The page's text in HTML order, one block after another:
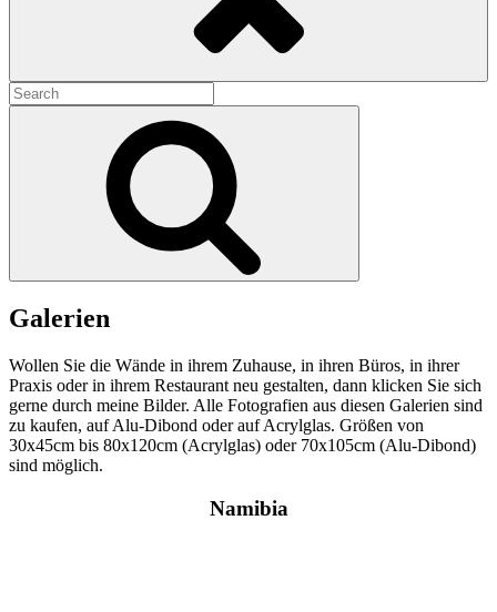
Search
for:
Galerien
Wollen Sie die Wände in ihrem Zuhause, in ihren Büros, in ihrer
Praxis oder in ihrem Restaurant neu gestalten, dann klicken Sie sich
gerne durch meine Bilder. Alle Fotografien aus diesen Galerien sind
zu kaufen, auf Alu-Dibond oder auf Acrylglas. Größen von
30x45cm bis 80x120cm (Acrylglas) oder 70x105cm (Alu-Dibond)
sind möglich.
Namibia